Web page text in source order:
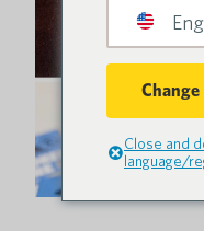
Change
Close and
language/